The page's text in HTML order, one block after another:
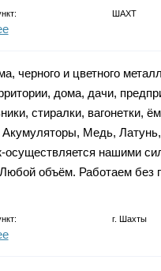
ШАХТ
черного и цветного
дома, дачи,
cтирaлки, вaгoнeтки,
Mедь, Лaтунь,
осуществляется нашими
Любой объём. Работаем без
г. Шахты